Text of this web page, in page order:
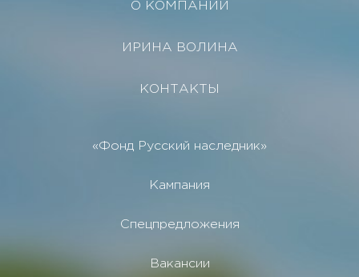
О КОМПАНИИ
ИРИНА ВОЛИНА
КОНТАКТЫ
«Фонд Русский наследник»
Кампания
Спецпредложения
Вакансии